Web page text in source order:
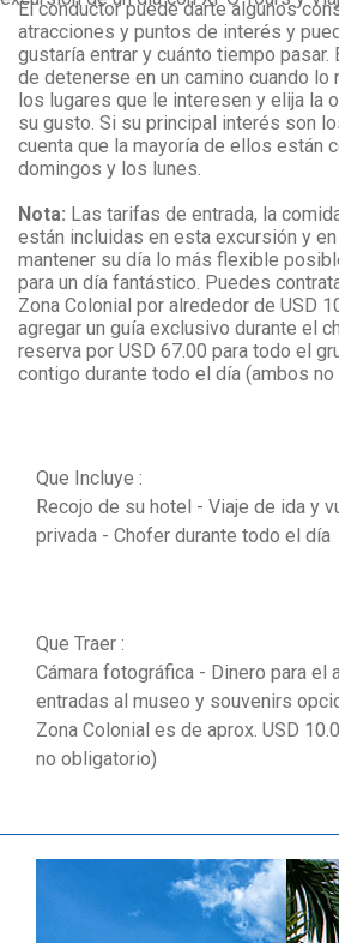
El conductor puede darte algunos
atracciones y puntos de interés y
gustaría entrar y cuánto tiempo pasar.
de detenerse en un camino cuando
los lugares que le interesen y elija la
su gusto. Si su principal interés son
cuenta que la mayoría de ellos están
domingos y los lunes.
Nota: Las tarifas de entrada, la
están incluidas en esta excursión y
mantener su día lo más flexible
para un día fantástico. Puedes
Zona Colonial por alrededor de USD
agregar un guía exclusivo durante el
reserva por USD 67.00 para todo el
contigo durante todo el día (ambos
Que Incluye :
Recojo de su hotel - Viaje de ida y
privada - Chofer durante todo el día
Que Traer :
Cámara fotográfica - Dinero para el
entradas al museo y souvenirs
Zona Colonial es de aprox. USD
no obligatorio)